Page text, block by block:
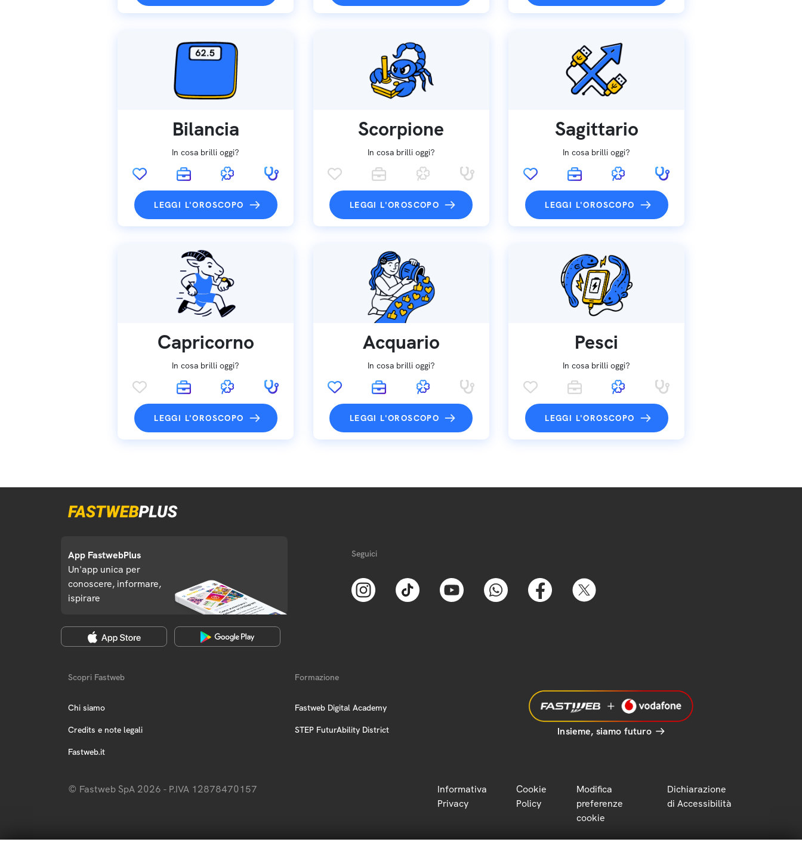
Bilancia
In cosa brilli oggi?
LEGGI L'OROSCOPO
Scorpione
In cosa brilli oggi?
LEGGI L'OROSCOPO
Sagittario
In cosa brilli oggi?
LEGGI L'OROSCOPO
Capricorno
In cosa brilli oggi?
LEGGI L'OROSCOPO
Acquario
In cosa brilli oggi?
LEGGI L'OROSCOPO
Pesci
In cosa brilli oggi?
LEGGI L'OROSCOPO
App FastwebPlus
Un'app unica per
conoscere, informare,
ispirare
Seguici
Scopri Fastweb
Chi siamo
Credits e note legali
Fastweb.it
Formazione
Fastweb Digital Academy
STEP FuturAbility District Insieme, siamo futuro
© Fastweb SpA 2026 - P.IVA 12878470157
Informativa
Privacy
Cookie
Policy
Modifica
preferenze
cookie
Dichiarazione
di Accessibilità